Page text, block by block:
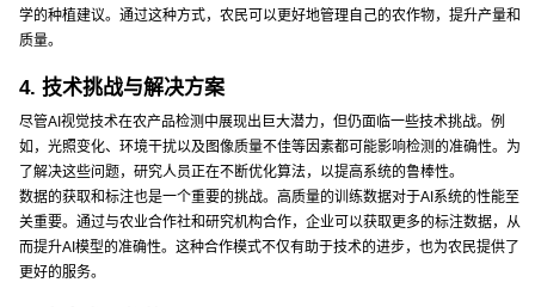
学的种植建议。通过这种方式，农民可以更好地管理自己的农作物，提升产量和
质量。
4. 技术挑战与解决方案
尽管AI视觉技术在农产品检测中展现出巨大潜力，但仍面临一些技术挑战。例
如，光照变化、环境干扰以及图像质量不佳等因素都可能影响检测的准确性。为
了解决这些问题，研究人员正在不断优化算法，以提高系统的鲁棒性。
数据的获取和标注也是一个重要的挑战。高质量的训练数据对于AI系统的性能至
关重要。通过与农业合作社和研究机构合作，企业可以获取更多的标注数据，从
而提升AI模型的准确性。这种合作模式不仅有助于技术的进步，也为农民提供了
更好的服务。